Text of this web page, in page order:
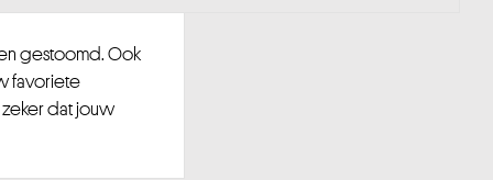
gestoomd. Ook
favoriete
dat jouw